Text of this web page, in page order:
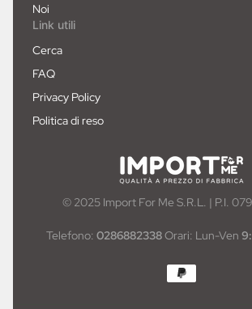
Noi
Link utili
Cerca
FAQ
Privacy Policy
Politica di reso
© 2025 Import For Me S.R.L. | P.I.
Telefono: 0286882338Orari: Lun-Ven